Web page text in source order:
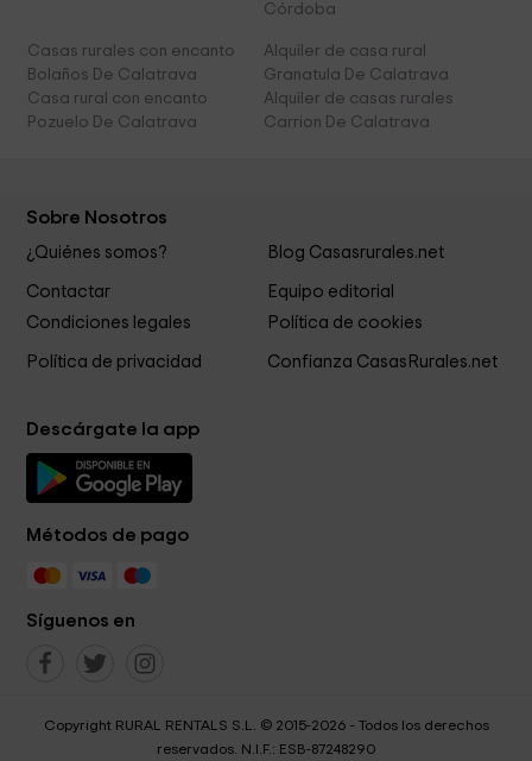
Córdoba
Casas rurales con encanto
Bolaños De Calatrava
Alquiler de casa rural
Granatula De Calatrava
Casa rural con encanto
Pozuelo De Calatrava
Alquiler de casas rurales
Carrion De Calatrava
Sobre Nosotros
¿Quiénes somos? Blog Casasrurales.net
Contactar
Equipo editorial
Condiciones legales
Política de cookies
Política de privacidad Confianza CasasRurales.net
Descárgate la app
Métodos de pago
Síguenos en
Copyright RURAL RENTALS S.L. © 2015-2026 - Todos los derechos
reservados. N.I.F.: ESB-87248290